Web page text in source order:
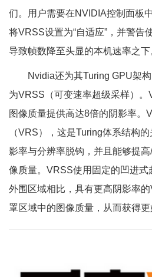
们。用户需要在NVIDIA控制面板
将VRSS设置为“自适应”，并警告
导致帧数降至头显的本机速率之下
Nvidia还为其Turing GPU架构
为VRSS（可变速率超级采样）
图像质量提供高达8倍的阴影率。
（VRS），这是Turing体系结构
影率与分辨率脱钩，并且能够提
像质量。VRSS使用固定的凹进式
外围区域相比，具有更高阴影率
罩区域中的图像质量，从而获得更